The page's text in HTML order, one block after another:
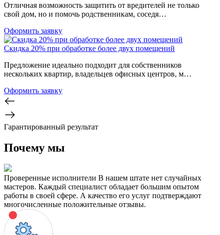
Отличная возможность защитить от вредителей не только
свой дом, но и помочь родственникам, соседя…
Оформить заявку
Скидка 20% при обработке более двух помещений
Предложение идеально подходит для собственников
нескольких квартир, владельцев офисных центров, м…
Оформить заявку
Гарантированный результат
Почему мы
Проверенные исполнители В нашем штате нет случайных
мастеров. Каждый специалист обладает большим опытом
работы в своей сфере. А качество его услуг подтверждают
многочисленные положительные отзывы.